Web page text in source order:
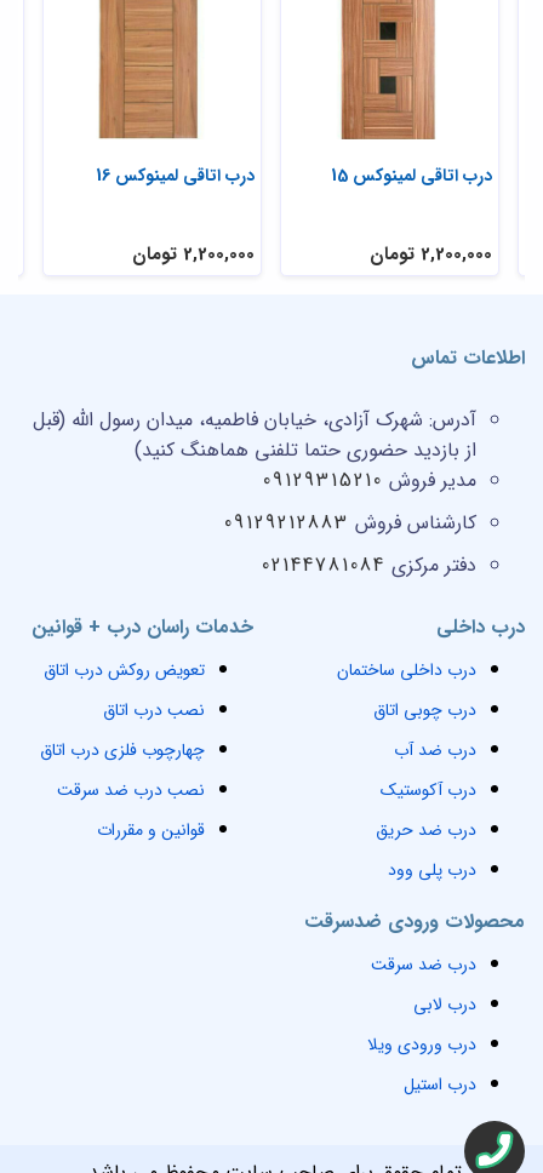
درب اتاقی لمینوکس 16
2,200,000 تومان
درب اتاقی لمینوکس 15
2,200,000 تومان
خدمات راسان درب + قوانین
تعویض روکش درب اتاق
نصب درب اتاق
چهارچوب فلزی درب اتاق
نصب درب ضد سرقت
قوانین و مقررات
محصولات ورودی ضدسرقت
درب ضد سرقت
درب لابی
درب ورودی ویلا
درب استیل
درب داخلی
درب داخلی ساختمان
درب چوبی اتاق
درب ضد آب
درب آکوستیک
درب ضد حریق
درب پلی وود
اطلاعات تماس
آدرس: شهرک آزادی، خیابان فاطمیه، میدان رسول الله (قبل
از بازدید حضوری حتما تلفنی هماهنگ کنید)
مدیر فروش 09129315210
کارشناس فروش 09129212883
دفتر مرکزی 02144781084